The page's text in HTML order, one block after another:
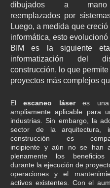
dibujados a
reemplazados por
Luego, a medida que
informática, esto
BIM es la siguiente
informatización del
construcción, lo que
proyectos más complejos
Elescaneo láseres una
ampliamente aplicable para
industrias. Sin embargo, la
sector de la arquitectura,
construcción es
incipiente y aún no se han
plenamente los beneficios
durante la ejecución de
operaciones y el
activos existentes. Con el